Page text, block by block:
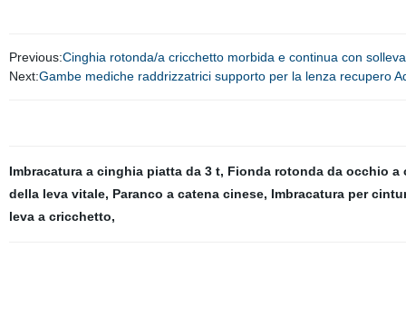
Previous:Cinghia rotonda/a cricchetto morbida e continua con
Next:Gambe mediche raddrizzatrici supporto per la lenza recupero
Imbracatura a cinghia piatta da 3 t, Fionda rotonda da occhio a
della leva vitale, Paranco a catena cinese, Imbracatura per
leva a cricchetto,